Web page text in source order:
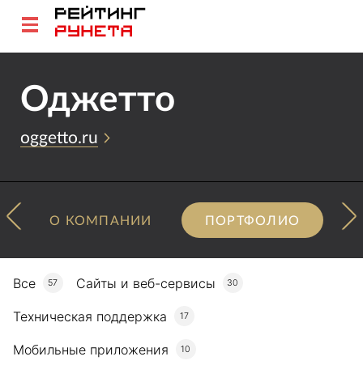
Оджетто
oggetto.ru
О КОМПАНИИ ПОРТФОЛИО
Все 57 Сайты и веб-сервисы 30
Техническая поддержка 17
Мобильные приложения 10